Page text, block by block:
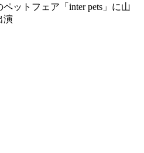
ットフェア「inter pets」に山
演